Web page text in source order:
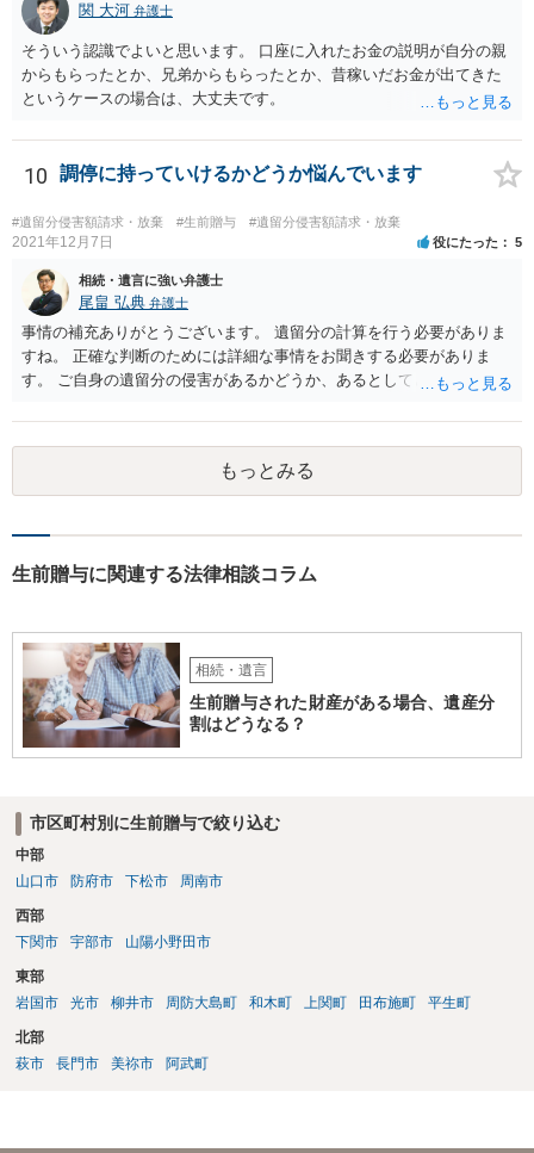
関 大河 弁護士
そういう認識でよいと思います。 口座に入れたお金の説明が自分の親
からもらったとか、兄弟からもらったとか、昔稼いだお金が出てきた
というケースの場合は、大丈夫です。
10 調停に持っていけるかどうか悩んでいます
#遺留分侵害額請求・放棄 #生前贈与 #遺留分侵害額請求・放棄
2021年12月7日 役にたった 5
相続・遺言に強い弁護士
尾畠 弘典 弁護士
事情の補充ありがとうございます。 遺留分の計算を行う必要がありま
すね。 正確な判断のためには詳細な事情をお聞きする必要がありま
す。 ご自身の遺留分の侵害があるかどうか、あるとしてどの程度の金
相談されるのが良いと思います。
もっとみる
生前贈与に関連する法律相談コラム
相続・遺言
生前贈与された財産がある場合、遺産分
割はどうなる？
市区町村別に生前贈与で絞り込む
中部
山口市
防府市 下松市 周南市
西部
下関市
宇部市 山陽小野田市
東部
岩国市
光市 柳井市 周防大島町 和木町 上関町 田布施町 平生町
北部
萩市
長門市 美祢市 阿武町